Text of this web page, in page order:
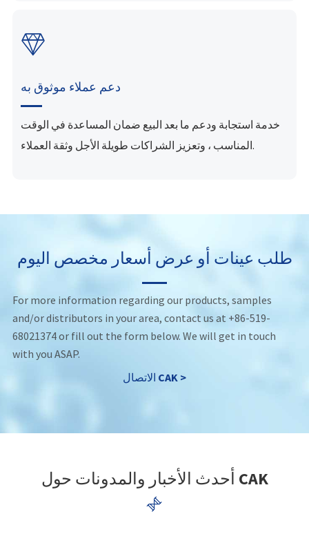

دعم عملاء موثوق به
خدمة استجابة ودعم ما بعد البيع ضمان المساعدة في الوقت
المناسب ، وتعزيز الشراكات طويلة الأجل وثقة العملاء.
طلب عينات أو عرض أسعار مخصص اليوم
For more information regarding our products, samples
and/or distributors in your area, contact us at +86-519-
68021374 or fill out the form below. We will get in touch
with you ASAP.
الاتصال CAK >
أحدث الأخبار والمدونات حول CAK
